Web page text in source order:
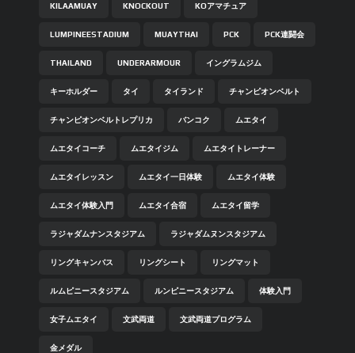
KILAAMUAY KNOCKOUT KOアマチュア
LUMPINEESTADIUM MUAYTHAI PCK PCK連闘会
THAILAND UNDERARMOUR イングラムジム
キーホルダー タイ タイランド チャンピオンベルト
チャンピオンベルトレプリカ バンコク ムエタイ
ムエタイコーチ ムエタイジム ムエタイトレーナー
ムエタイレッスン ムエタイ一日体験 ムエタイ体験
ムエタイ体験入門 ムエタイ合宿 ムエタイ留学
ラジャダムナンスタジアム ラジャダムヌンスタジアム
リングキャンバス リングシート リングマット
ルムピニースタジアム ルンピニースタジアム 体験入門
女子ムエタイ 文武両道 文武両道プログラム
金メダル